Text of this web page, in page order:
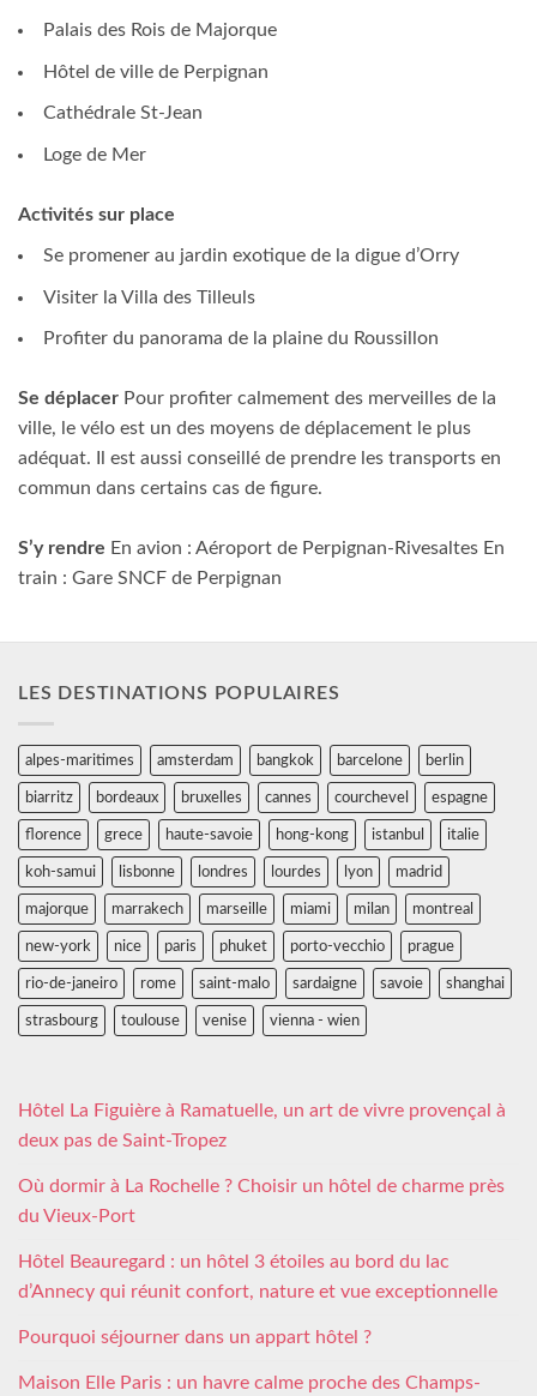
Palais des Rois de Majorque
Hôtel de ville de Perpignan
Cathédrale St-Jean
Loge de Mer
Activités sur place
Se promener au jardin exotique de la digue d’Orry
Visiter la Villa des Tilleuls
Profiter du panorama de la plaine du Roussillon
Se déplacer Pour profiter calmement des merveilles de la
ville, le vélo est un des moyens de déplacement le plus
adéquat. Il est aussi conseillé de prendre les transports en
commun dans certains cas de figure.
S’y rendre En avion : Aéroport de Perpignan-Rivesaltes En
train : Gare SNCF de Perpignan
LES DESTINATIONS POPULAIRES
alpes-maritimes amsterdam bangkok barcelone berlin
biarritz bordeaux bruxelles cannes courchevel espagne
florence grece haute-savoie hong-kong istanbul italie
koh-samui lisbonne londres lourdes lyon madrid
majorque marrakech marseille miami milan montreal
new-york nice paris phuket porto-vecchio prague
rio-de-janeiro rome saint-malo sardaigne savoie shanghai
strasbourg toulouse venise vienna - wien
Hôtel La Figuière à Ramatuelle, un art de vivre provençal à
deux pas de Saint-Tropez
Où dormir à La Rochelle ? Choisir un hôtel de charme près
du Vieux-Port
Hôtel Beauregard : un hôtel 3 étoiles au bord du lac
d’Annecy qui réunit confort, nature et vue exceptionnelle
Pourquoi séjourner dans un appart hôtel ?
Maison Elle Paris : un havre calme proche des Champs-